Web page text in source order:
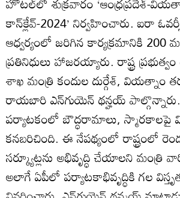
కాన్‌క్లేవ్‌-2024’ నిర్వహించారు. ఐరా
ఆధ్వర్యంలో జరిగిన కార్యక్రమానికి 200
ప్రతినిధులు హాజరయ్యారు. రాష్ట్ర
శాఖ మంత్రి కందుల దుర్గేశ్‌, వియత్నాం
రాయబారి ఎన్‌గుయెన్‌ థన్హయ్‌
పర్యాటకంలో బౌద్ధరామాలు, స్మారకాలపై
కనబరిచింది. ఈ నేపథ్యంలో రాష్ట్రంలో
సర్క్యూట్లను అభివృద్ధి చేయాలని మంత్రి
అలాగే ఏపీలో పర్యాటకాభివృద్ధికి గల